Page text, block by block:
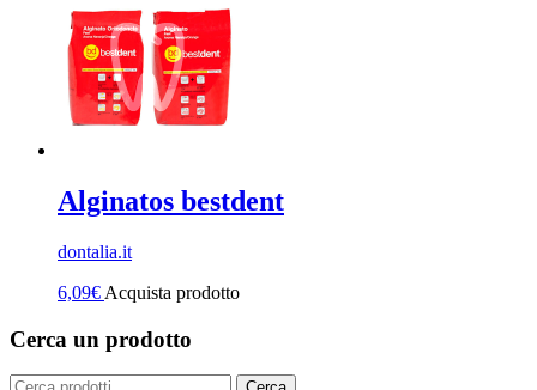
Alginatos bestdent
dontalia.it
6,09€ Acquista prodotto
Cerca un prodotto
Cerca: